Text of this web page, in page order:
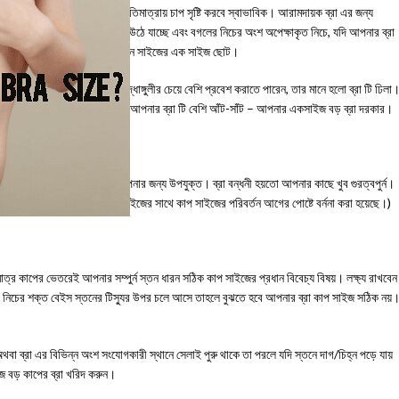
সময় স্তনের উঠানামায় তা অতিমাত্রায় চাপ সৃষ্টি করবে স্বাভাবিক। আরামদায়ক ব্রা এর জন্য
মাঝি অংশে উপরের দিকে উঠে যাচ্ছে এবং বগলের নিচের অংশ অপেক্ষাকৃত নিচে, যদি আপনার ব্রা
প্রয়োজনীয় সাইজ হবে বর্তমান সাইজের এক সাইজ ছোট।
পিঠের অংশে আপনার দুটি বৃদ্ধাঙ্গুলীর চেয়ে বেশি প্রবেশ করাতে পারেন, তার মানে হলো ব্রা টি ঢিলা।
প্রবেশ না করতে পারে তাহলে আপনার ব্রা টি বেশি আঁট-সাঁট – আপনার একসাইজ বড় ব্রা দরকার।
ঢালা। এক সাইজ ছোট ব্রা আপনার জন্য উপযুক্ত। ব্রা বন্ধনী হয়তো আপনার কাছে খুব গুরত্বপুর্ন।
ব্রা পাবেন। (বন্ধনী সাইজের সাথে কাপ সাইজের পরিবর্তন আগের পোষ্টে বর্ননা করা হয়েছে।)
কাপের ভেতরেই আপনার সম্পুর্ন স্তন ধারন সঠিক কাপ সাইজের প্রধান বিবেচ্য বিষয়। লক্ষ্য রাখবেন
নিচের শক্ত বেইস স্তনের টিস্যুর উপর চলে আসে তাহলে বুঝতে হবে আপনার ব্রা কাপ সাইজ সঠিক নয়।
ব্রা এর বিভিন্ন অংশ সংযোগকারী স্থানে সেলাই পুরু থাকে তা পরলে যদি স্তনে দাগ/চিহ্ন পড়ে যায়
কাপের ব্রা খরিদ করুন।